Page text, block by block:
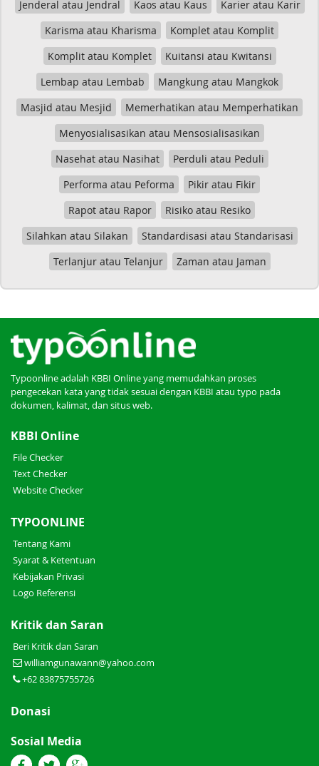
Jenderal atau Jendral
Kaos atau Kaus
Karier atau Karir
Karisma atau Kharisma
Komplet atau Komplit
Komplit atau Komplet
Kuitansi atau Kwitansi
Lembap atau Lembab
Mangkung atau Mangkok
Masjid atau Mesjid
Memerhatikan atau Memperhatikan
Menyosialisasikan atau Mensosialisasikan
Nasehat atau Nasihat
Perduli atau Peduli
Performa atau Peforma
Pikir atau Fikir
Rapot atau Rapor
Risiko atau Resiko
Silahkan atau Silakan
Standardisasi atau Standarisasi
Terlanjur atau Telanjur
Zaman atau Jaman
Typoonline adalah KBBI Online yang memudahkan proses
pengecekan kata yang tidak sesuai dengan KBBI atau typo pada
dokumen, kalimat, dan situs web.
KBBI Online
File Checker
Text Checker
Website Checker
TYPOONLINE
Tentang Kami
Syarat & Ketentuan
Kebijakan Privasi
Logo Referensi
Kritik dan Saran
Beri Kritik dan Saran
williamgunawann@yahoo.com
+62 83875755726
Donasi
Sosial Media